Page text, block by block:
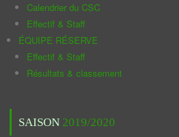
Calendrier du CSC
Effectif & Staff
ÉQUIPE RÉSERVE
Effectif & Staff
Résultats & classement
SAISON 2019/2020